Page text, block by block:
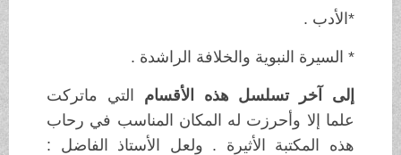
*الأدب .
* السيرة النبوية والخلافة الراشدة .
إلى آخر تسلسل هذه الأقسامالتي ماتركت
علما إلا وأحرزت له المكان المناسب في رحاب
هذه المكتبة الأثيرة . ولعل الأستاذ الفاضل :